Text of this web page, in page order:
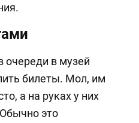
очереди в музей
билеты. Мол, им
а на руках у них
это